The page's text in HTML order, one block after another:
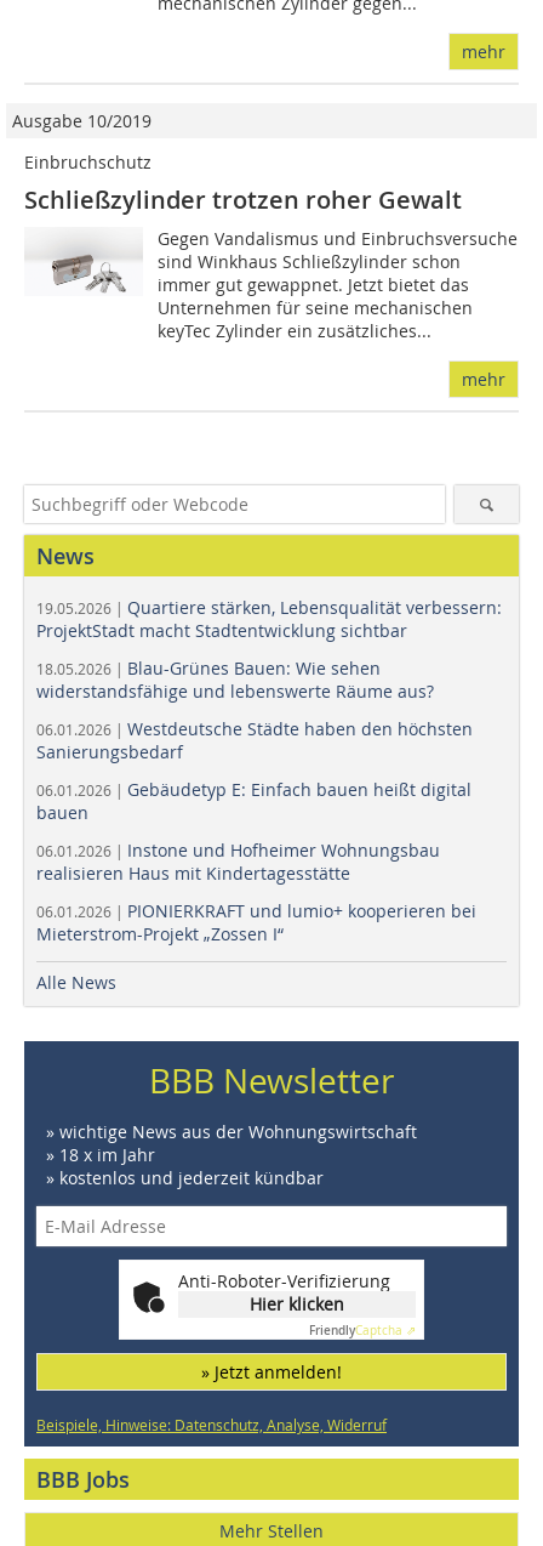
mehr
Ausgabe 10/2019
Einbruchschutz
Schließzylinder trotzen roher Gewalt
Gegen Vandalismus und Einbruchsversuche
sind Winkhaus Schließzylinder schon
immer gut gewappnet. Jetzt bietet das
Unternehmen für seine mechanischen
keyTec Zylinder ein zusätzliches...
mehr
News
19.05.2026 | Quartiere stärken, Lebensqualität verbessern:
ProjektStadt macht Stadtentwicklung sichtbar
18.05.2026 | Blau-Grünes Bauen: Wie sehen
widerstandsfähige und lebenswerte Räume aus?
06.01.2026 | Westdeutsche Städte haben den höchsten
Sanierungsbedarf
06.01.2026 | Gebäudetyp E: Einfach bauen heißt digital
bauen
06.01.2026 | Instone und Hofheimer Wohnungsbau
realisieren Haus mit Kindertagesstätte
06.01.2026 | PIONIERKRAFT und lumio+ kooperieren bei
Mieterstrom-Projekt „Zossen I“
Alle News
BBB Newsletter
» wichtige News aus der Wohnungswirtschaft
» 18 x im Jahr
» kostenlos und jederzeit kündbar
Anti-Roboter-Verifizierung
Hier klicken
FriendlyCaptcha ⇗
» Jetzt anmelden!
Beispiele, Hinweise: Datenschutz, Analyse, Widerruf
BBB Jobs
Mehr Stellen